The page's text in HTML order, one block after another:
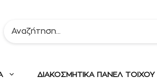
ΔΙΑΚΟΣΜΗΤΙΚΑ ΠΑΝΕΛ ΤΟΙΧΟΥ